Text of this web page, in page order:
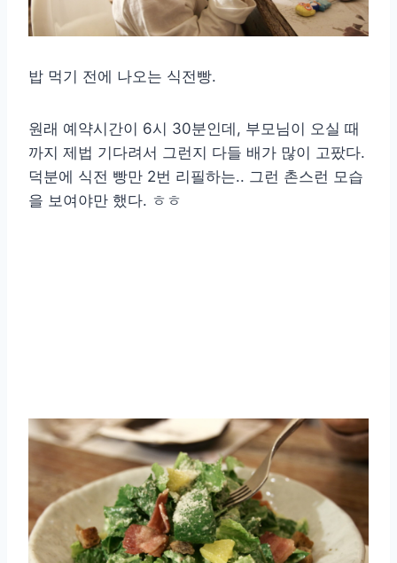
밥 먹기 전에 나오는 식전빵.
원래 예약시간이 6시 30분인데, 부모님이 오실 때
까지 제법 기다려서 그런지 다들 배가 많이 고팠다.
덕분에 식전 빵만 2번 리필하는.. 그런 촌스런 모습
을 보여야만 했다. ㅎㅎ